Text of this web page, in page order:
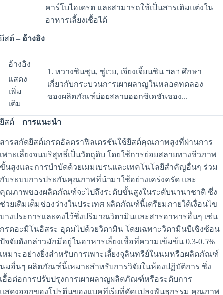
คาร์โบไฮเดรต และสามารถใช้เป็นสารเติมแต่งใน
อาหารเลี้ยงเชื้อได้
ยีสต์ – อ้างอิง
อ้างอิง
แสดง
เพิ่ม
เติม
1. หวางซินชุน, ซู่เว่ย, เจียงเจี้ยนซิน ฯลฯ ศึกษา
เกี่ยวกับกระบวนการเผาผลาญในหลอดทดลอง
ของผลิตภัณฑ์ย่อยสลายออกซิเดชันของ...
ยีสต์ – การแนะนำ
สารสกัดยีสต์เกรดอัลตราฟิลเตรชันใช้ยีสต์คุณภาพสูงที่ผ่านการ
เพาะเลี้ยงจนบริสุทธิ์เป็นวัตถุดิบ โดยใช้การย่อยสลายทางชีวภาพ
ขั้นสูงและการบำบัดด้วยเมมเบรนและเทคโนโลยีสำคัญอื่นๆ ร่วม
กับระบบการประกันคุณภาพที่นำมาใช้อย่างเคร่งครัด และ
คุณภาพของผลิตภัณฑ์จะไปถึงระดับขั้นสูงในระดับนานาชาติ ซึ่ง
ช่วยเติมเต็มช่องว่างในประเทศ ผลิตภัณฑ์นี้เตรียมภายใต้เงื่อนไข
บางประการและคงไว้ซึ่งปริมาณวิตามินและสารอาหารอื่นๆ เช่น
กรดอะมิโนอิสระ อุดมไปด้วยวิตามิน โดยเฉพาะวิตามินบีเชิงซ้อน
ปัจจัยดังกล่าวมักมีอยู่ในอาหารเลี้ยงเชื้อที่ความเข้มข้น 0.3-0.5%
เหมาะอย่างยิ่งสำหรับการเพาะเลี้ยงจุลินทรีย์ในนมหรือผลิตภัณฑ์
นมอื่นๆ ผลิตภัณฑ์นี้เหมาะสำหรับการวิจัยในห้องปฏิบัติการ ซึ่ง
เอื้อต่อการปรับปรุงการเผาผลาญผลิตภัณฑ์หรือระดับการ
แสดงออกของโปรตีนของแบคทีเรียที่ดัดแปลงพันธุกรรม คุณภาพ